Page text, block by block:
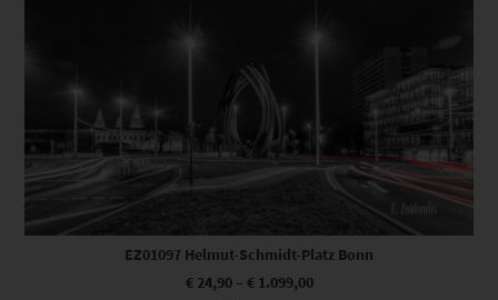
EZ01097 Helmut-Schmidt-Platz Bonn
€24,90– €1.099,00